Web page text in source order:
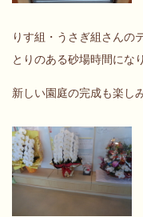
りす組・うさぎ組さんの
とりのある砂場時間にな
新しい園庭の完成も楽